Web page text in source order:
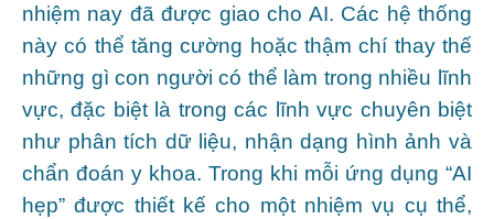
nhiệm nay đã được giao cho AI. Các hệ thống
này có thể tăng cường hoặc thậm chí thay thế
những gì con người có thể làm trong nhiều lĩnh
vực, đặc biệt là trong các lĩnh vực chuyên biệt
như phân tích dữ liệu, nhận dạng hình ảnh và
chẩn đoán y khoa. Trong khi mỗi ứng dụng “AI
hẹp” được thiết kế cho một nhiệm vụ cụ thể,